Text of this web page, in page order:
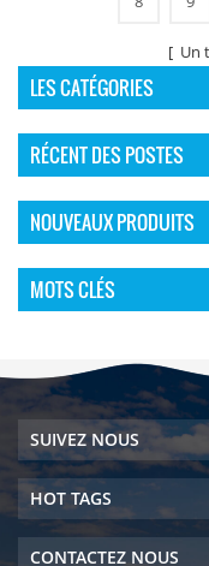
[ Un
LES CATÉGORIES
RÉCENT DES POSTES
NOUVEAUX PRODUITS
MOTS CLÉS
SUIVEZ NOUS
HOT TAGS
CONTACTEZ NOUS